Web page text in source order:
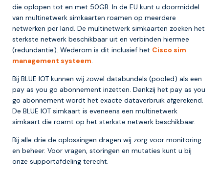
die oplopen tot en met 50GB. In de EU kunt u doormiddel
van multinetwerk simkaarten roamen op meerdere
netwerken per land. De multinetwerk simkaarten zoeken het
sterkste netwerk beschikbaar uit en verbinden hiermee
(redundantie). Wederom is dit inclusief het Cisco sim
management systeem.
Bij BLUE IOT kunnen wij zowel databundels (pooled) als een
pay as you go abonnement inzetten. Dankzij het pay as you
go abonnement wordt het exacte dataverbruik afgerekend.
De BLUE IOT simkaart is eveneens een multinetwerk
simkaart die roamt op het sterkste netwerk beschikbaar.
Bij alle drie de oplossingen dragen wij zorg voor monitoring
en beheer. Voor vragen, storingen en mutaties kunt u bij
onze supportafdeling terecht.